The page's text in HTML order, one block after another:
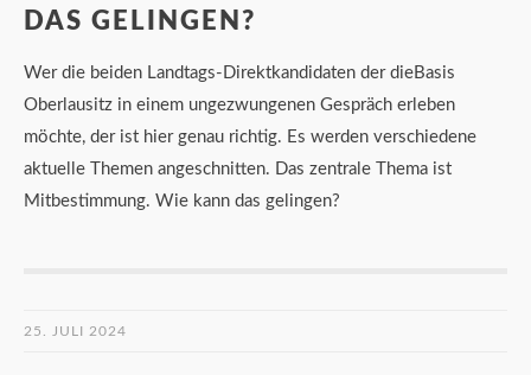
DAS GELINGEN?
Wer die beiden Landtags-Direktkandidaten der dieBasis
Oberlausitz in einem ungezwungenen Gespräch erleben
möchte, der ist hier genau richtig. Es werden verschiedene
aktuelle Themen angeschnitten. Das zentrale Thema ist
Mitbestimmung. Wie kann das gelingen?
25. JULI 2024